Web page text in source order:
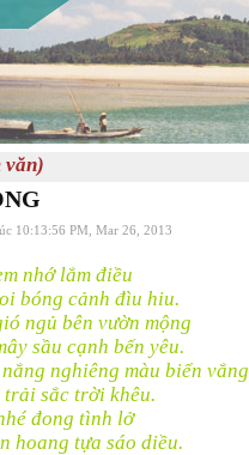
văn)
10:13:56 PM, Mar 26, 2013
nhớ lắm điều
bóng cảnh đìu hiu.
ngủ bên vườn mộng
sầu cạnh bến yêu.
nghiêng màu biển vắng
trải sắc trời khêu.
đong tình lở
hoang tựa sáo diều.